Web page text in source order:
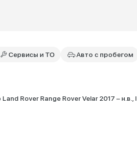
Сервисы и ТО Авто с пробегом
Rover Range Rover Velar 2017 – н.в., I